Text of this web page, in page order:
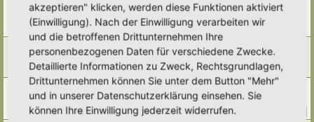
Fallobst entfernen?
Letzter Beitrag von Poco Loco« Fr 14. Nov 2025, 22:53
Antworten:
5
Walnüsse
Letzter Beitrag von
Antworten: 7
Quitten
Letzter Beitrag vonAnn1981 «Mo 27. Okt 2025, 19:15
Antworten:12
akzeptieren" klicken, werden diese Funktionen aktiviert
(Einwilligung). Nach der Einwilligung verarbeiten wir
und die betroffenen Drittunternehmen Ihre
personenbezogenen Daten für verschiedene Zwecke.
Detaillierte Informationen zu Zweck, Rechtsgrundlagen,
Drittunternehmen können Sie unter dem Button "Mehr"
und in unserer Datenschutzerklärung einsehen. Sie
können Ihre Einwilligung jederzeit widerrufen.